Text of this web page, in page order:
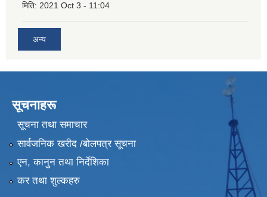
मिति: 2021 Oct 3 - 11:04
अन्य
सूचनाहरू
सूचना तथा समाचार
सार्वजनिक खरीद /बोलपत्र सूचना
एन, कानुन तथा निर्देशिका
कर तथा शुल्कहरु